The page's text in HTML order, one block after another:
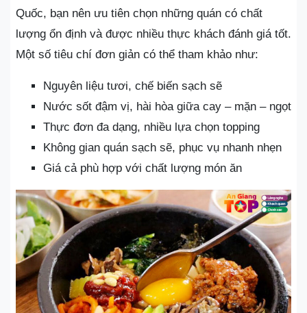
Quốc, bạn nên ưu tiên chọn những quán có chất
lượng ổn định và được nhiều thực khách đánh giá tốt.
Một số tiêu chí đơn giản có thể tham khảo như:
Nguyên liệu tươi, chế biến sạch sẽ
Nước sốt đậm vị, hài hòa giữa cay – mặn – ngọt
Thực đơn đa dạng, nhiều lựa chọn topping
Không gian quán sạch sẽ, phục vụ nhanh nhẹn
Giá cả phù hợp với chất lượng món ăn